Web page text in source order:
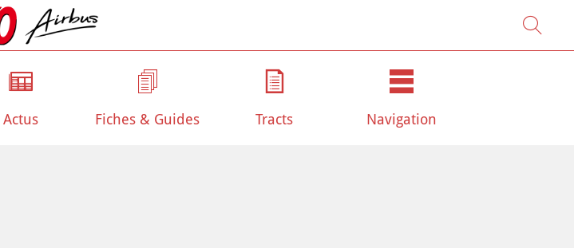
Actus Fiches & Guides Tracts Navigation